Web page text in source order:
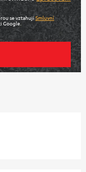
se vztahujíSmluvní
Google.